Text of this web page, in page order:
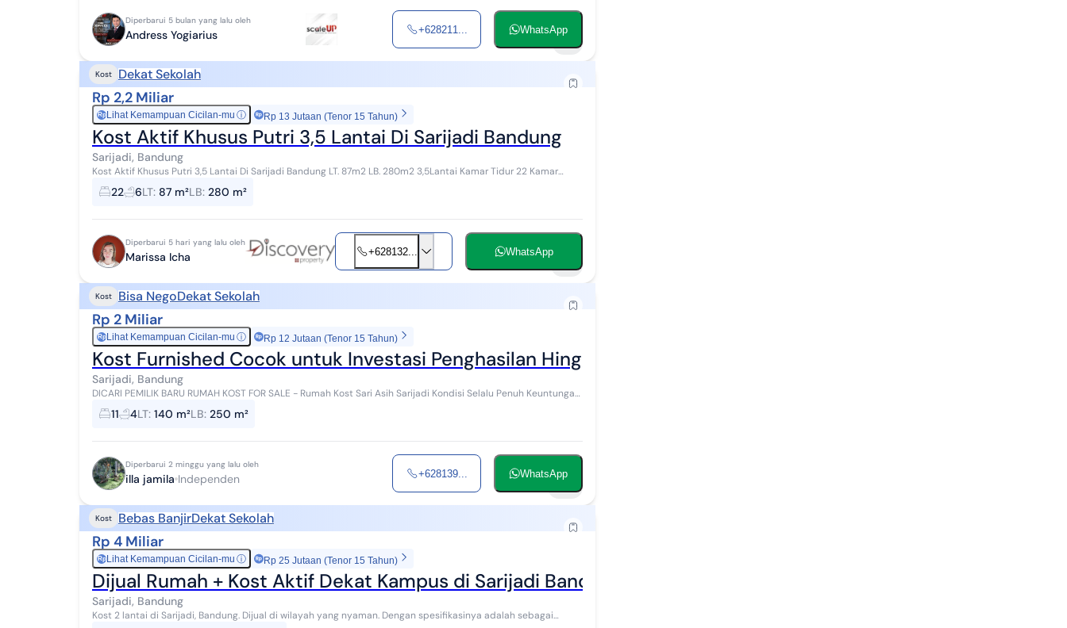
Diperbarui 5 bulan yang lalu oleh
Andress Yogiarius +628211... WhatsApp
Kost Dekat Sekolah
Rp 2,2 Miliar
RpLihat Kemampuan Cicilan-mu ⓘ Rp 13 Jutaan (Tenor 15 Tahun)
Kost Aktif Khusus Putri 3,5 Lantai Di Sarijadi Bandung
Sarijadi, Bandung
Kost Aktif Khusus Putri 3,5 Lantai Di Sarijadi Bandung LT. 87m2 LB. 280m2 3,5Lantai Kamar Tidur 22 Kamar
Mandi 6 Listrik 5500W Air Jetpump Legali...
22 6LT: 87 m²LB: 280 m²
Diperbarui 5 hari yang lalu oleh
Marissa Icha +628132... WhatsApp
Kost Bisa NegoDekat Sekolah
Rp 2 Miliar
RpLihat Kemampuan Cicilan-mu ⓘ Rp 12 Jutaan (Tenor 15 Tahun)
Kost Furnished Cocok untuk Investasi Penghasilan Hingga 90 Jt Pertahun Lokasi Strategis Dekat Kampus
Sarijadi, Bandung
DICARI PEMILIK BARU RUMAH KOST FOR SALE - Rumah Kost Sari Asih Sarijadi Kondisi Selalu Penuh Keuntungan
11 4LT: 140 m²LB: 250 m²
Diperbarui 2 minggu yang lalu oleh
illa jamila Independen +628139... WhatsApp
Kost Bebas BanjirDekat Sekolah
Rp 4 Miliar
RpLihat Kemampuan Cicilan-mu ⓘ Rp 25 Jutaan (Tenor 15 Tahun)
Dijual Rumah + Kost Aktif Dekat Kampus di Sarijadi Bandung
Sarijadi, Bandung
Kost 2 lantai di Sarijadi, Bandung. Dijual di wilayah yang nyaman. Dengan spesifikasinya adalah sebagai